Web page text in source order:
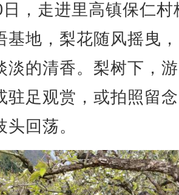
走进里高镇保仁村
基地，梨花随风摇曳
淡的清香。梨树下，
驻足观赏，或拍照留
回荡。